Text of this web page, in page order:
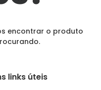
encontrar o produto
links úteis